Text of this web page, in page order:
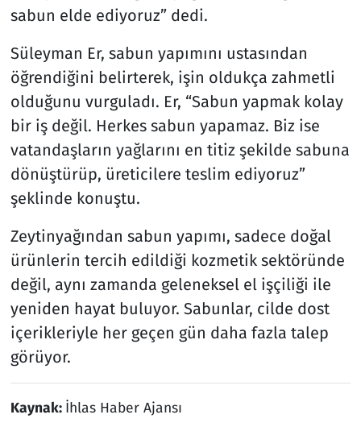
sabun elde ediyoruz” dedi.
Süleyman Er, sabun yapımını ustasından
öğrendiğini belirterek, işin oldukça zahmetli
olduğunu vurguladı. Er, “Sabun yapmak kolay
bir iş değil. Herkes sabun yapamaz. Biz ise
vatandaşların yağlarını en titiz şekilde sabuna
dönüştürüp, üreticilere teslim ediyoruz”
şeklinde konuştu.
Zeytinyağından sabun yapımı, sadece doğal
ürünlerin tercih edildiği kozmetik sektöründe
değil, aynı zamanda geleneksel el işçiliği ile
yeniden hayat buluyor. Sabunlar, cilde dost
içerikleriyle her geçen gün daha fazla talep
görüyor.
Kaynak: İhlas Haber Ajansı